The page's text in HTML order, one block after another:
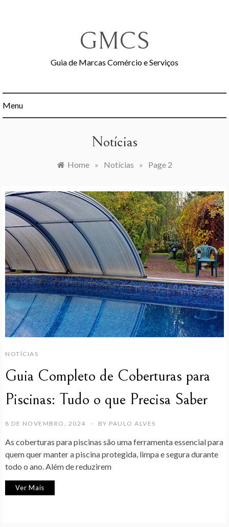
GMCS
Guia de Marcas Comércio e Serviços
Menu
Notícias
Home » Notícias » Page 2
NOTÍCIAS
Guia Completo de Coberturas para
Piscinas: Tudo o que Precisa Saber
8 DE NOVEMBRO, 2024 BY PAULO ALVES
As coberturas para piscinas são uma ferramenta essencial para
quem quer manter a piscina protegida, limpa e segura durante
todo o ano. Além de reduzirem
Ver Mais